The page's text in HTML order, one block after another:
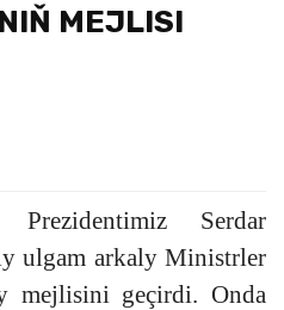
MEJLISI
Serdar
ulgam arkaly Ministrler
mejlisini geçirdi. Onda